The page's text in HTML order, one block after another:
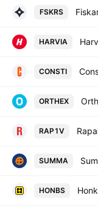
FSKRS
HARVIA
CONSTI
ORTHEX
RAP1V
SUMMA
HONBS